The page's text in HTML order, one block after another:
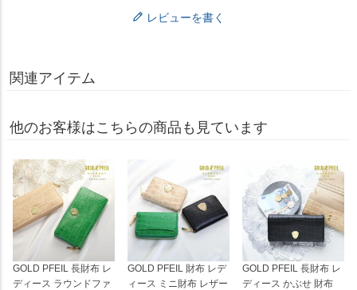
レビューを書く
関連アイテム
他のお客様はこちらの商品も見ています
GOLD PFEIL 長財布 レ
ディース ラウンドファ
GOLD PFEIL 財布 レデ
ィース ミニ財布 レザー
GOLD PFEIL 長財布 レ
ディース かぶせ 財布